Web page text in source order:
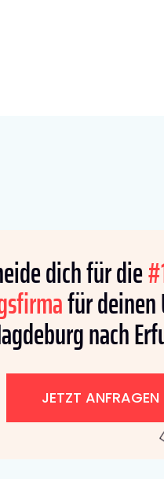
dich für die
für deinen
nach
JETZT ANFRAGEN